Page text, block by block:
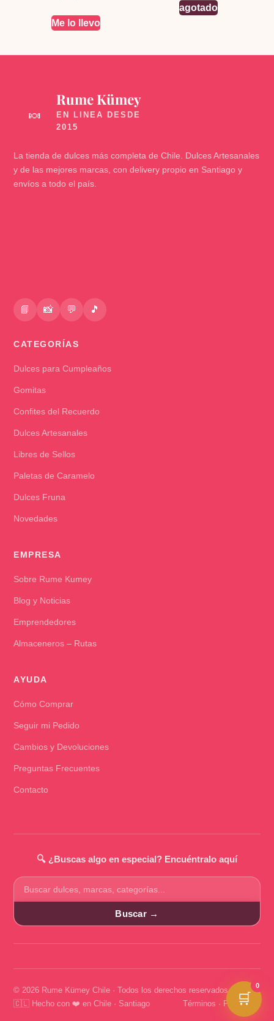
Me lo llevo
agotado
🍬
Rume Kümey
La tienda de dulces más completa de Chile. Dulces Artesanales
y de las mejores marcas, con delivery propio en Santiago y
envíos a todo el país.
📘 📸 💬 🎵
CATEGORÍAS
Dulces para Cumpleaños
Gomitas
Confites del Recuerdo
Dulces Artesanales
Libres de Sellos
Paletas de Caramelo
Dulces Fruna
Novedades
EMPRESA
Sobre Rume Kumey
Blog y Noticias
Emprendedores
Almaceneros – Rutas
AYUDA
Cómo Comprar
Seguir mi Pedido
Cambios y Devoluciones
Preguntas Frecuentes
Contacto
🔍 ¿Buscas algo en especial? Encuéntralo aquí
Buscar
productos
Buscar →
© 2026 Rume Kümey Chile · Todos los derechos reservados
🇨🇱 Hecho con ❤️ en Chile · Santiago
Términos · Privacidad
🛒
0